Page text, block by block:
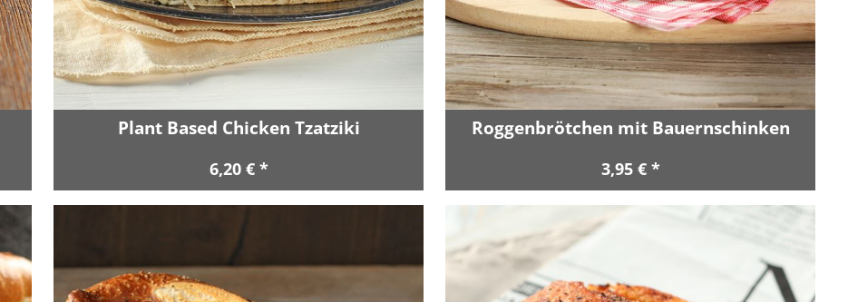
Plant Based Chicken Tzatziki
6,20 € *
Roggenbrötchen mit Bauernschinken
3,95 € *